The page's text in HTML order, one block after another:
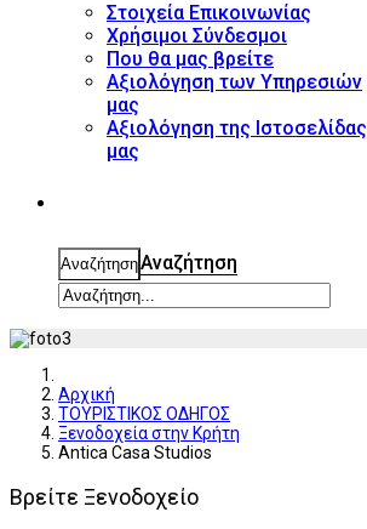
Στοιχεία Επικοινωνίας
Χρήσιμοι Σύνδεσμοι
Που θα μας βρείτε
Αξιολόγηση των Υπηρεσιών
μας
Αξιολόγηση της Ιστοσελίδας
μας
ΑναζήτησηΑναζήτηση
Αρχική
ΤΟΥΡΙΣΤΙΚΟΣ ΟΔΗΓΟΣ
Ξενοδοχεία στην Κρήτη
Antica Casa Studios
Βρείτε Ξενοδοχείο